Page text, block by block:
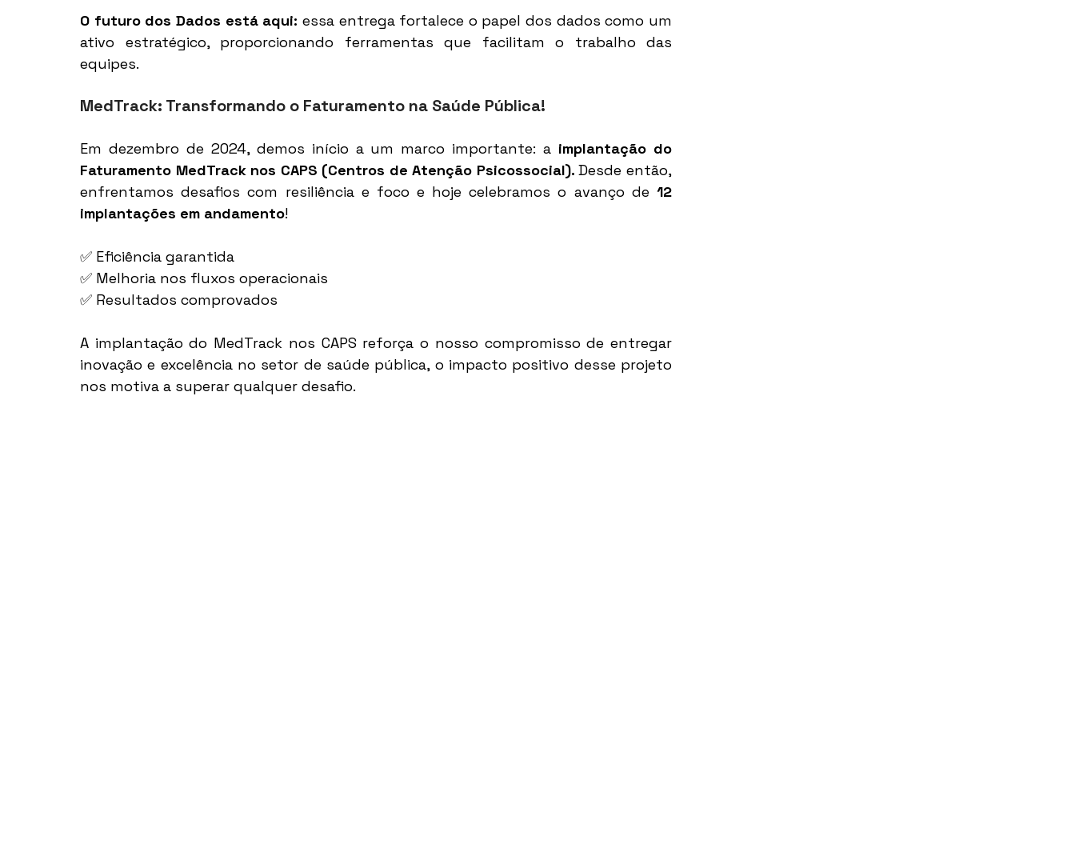
O futuro dos Dados está aqui: essa entrega fortalece o papel dos dados como um
ativo estratégico, proporcionando ferramentas que facilitam o trabalho das
equipes.
MedTrack: Transformando o Faturamento na Saúde Pública!
Em dezembro de 2024, demos início a um marco importante: a implantação do
Faturamento MedTrack nos CAPS (Centros de Atenção Psicossocial). Desde então,
enfrentamos desafios com resiliência e foco e hoje celebramos o avanço de 12
implantações em andamento!
✅ Eficiência garantida
✅ Melhoria nos fluxos operacionais
✅ Resultados comprovados
A implantação do MedTrack nos CAPS reforça o nosso compromisso de entregar
inovação e excelência no setor de saúde pública, o impacto positivo desse projeto
nos motiva a superar qualquer desafio.